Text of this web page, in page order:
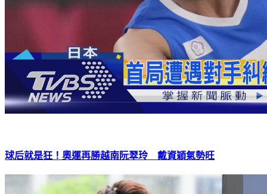
球后就是狂！奧運再勝越南阮翠玲 戴資穎氣勢旺